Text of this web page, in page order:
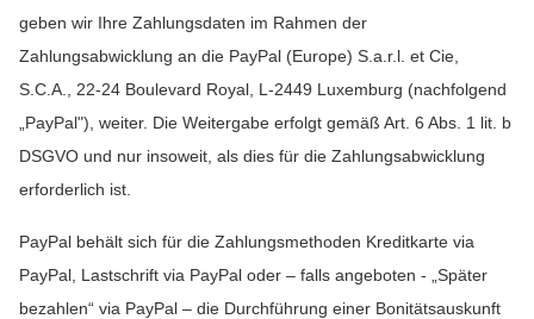
geben wir Ihre Zahlungsdaten im Rahmen der
Zahlungsabwicklung an die PayPal (Europe) S.a.r.l. et Cie,
S.C.A., 22-24 Boulevard Royal, L-2449 Luxemburg (nachfolgend
„PayPal"), weiter. Die Weitergabe erfolgt gemäß Art. 6 Abs. 1 lit. b
DSGVO und nur insoweit, als dies für die Zahlungsabwicklung
erforderlich ist.
PayPal behält sich für die Zahlungsmethoden Kreditkarte via
PayPal, Lastschrift via PayPal oder – falls angeboten - „Später
bezahlen“ via PayPal – die Durchführung einer Bonitätsauskunft